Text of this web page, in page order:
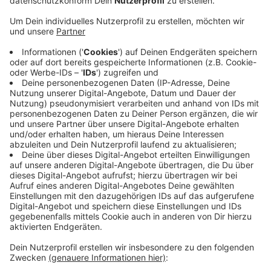
Veröffentlicht:Dienstag, 25.04.2023 14:15
Anzeige
Wo die Waldstücke dann hinkommen, muss noch
entschieden werden.
Die Idee zusätzlicher Waldstücke kommt von der FDP,
sie hatte den Antrag gestellt und vor allem auf den
Klimaschutz verwiesen. Zusätzlich fördern Bäume eine
saubere Luft und erhöhen so die Lebensqualität.
Gerade im Norden der Stadt sieht die FDP Bedarf an
zusätzlichen Waldflächen.
Anzeige